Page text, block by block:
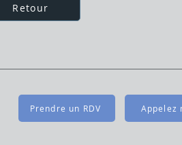
Retour
Prendre un RDV Appelez